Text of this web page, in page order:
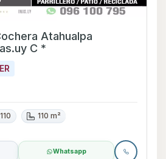
Atahualpa
C *
110 110 m²
Whatsapp